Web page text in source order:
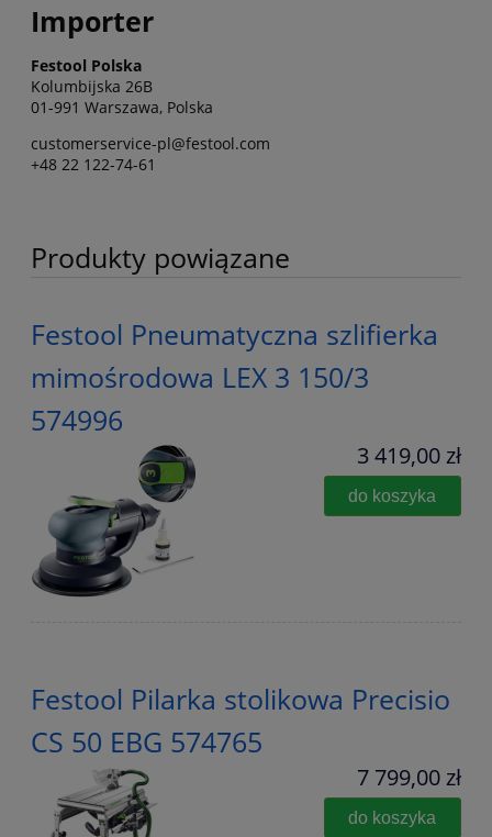
Importer
Festool Polska
Kolumbijska 26B
01-991 Warszawa, Polska
customerservice-pl@festool.com
+48 22 122-74-61
Produkty powiązane
Festool Pneumatyczna szlifierka
mimośrodowa LEX 3 150/3
574996
3 419,00 zł
do koszyka
Festool Pilarka stolikowa Precisio
CS 50 EBG 574765
7 799,00 zł
do koszyka